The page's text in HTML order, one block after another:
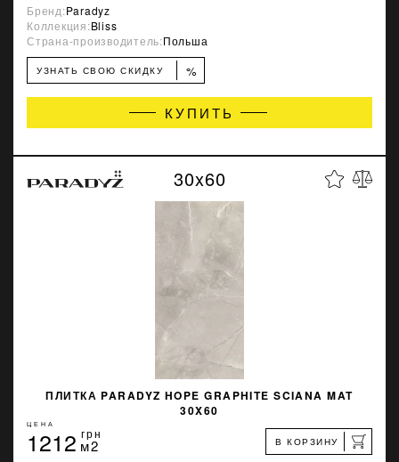
Бренд:Paradyz
Коллекция:Bliss
Страна-производитель:Польша
УЗНАТЬ СВОЮ СКИДКУ %
КУПИТЬ
30x60
ПЛИТКА PARADYZ HOPE GRAPHITE SCIANA MAT
30X60
ЦЕНА
1212 грн
м2 В КОРЗИНУ